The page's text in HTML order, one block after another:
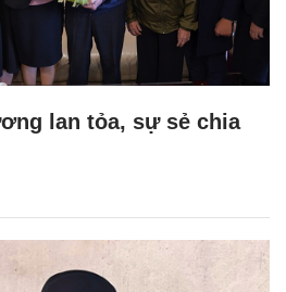
lan tỏa, sự sẻ chia